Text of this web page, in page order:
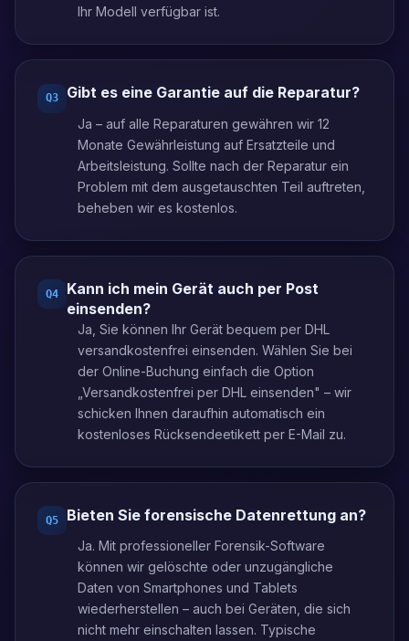
Ihr Modell verfügbar ist.
Q3 Gibt es eine Garantie auf die Reparatur?
Ja – auf alle Reparaturen gewähren wir 12
Monate Gewährleistung auf Ersatzteile und
Arbeitsleistung. Sollte nach der Reparatur ein
Problem mit dem ausgetauschten Teil auftreten,
beheben wir es kostenlos.
Q4
Kann ich mein Gerät auch per Post
einsenden?
Ja, Sie können Ihr Gerät bequem per DHL
versandkostenfrei einsenden. Wählen Sie bei
der Online-Buchung einfach die Option
„Versandkostenfrei per DHL einsenden" – wir
schicken Ihnen daraufhin automatisch ein
kostenloses Rücksendeetikett per E-Mail zu.
Q5 Bieten Sie forensische Datenrettung an?
Ja. Mit professioneller Forensik-Software
können wir gelöschte oder unzugängliche
Daten von Smartphones und Tablets
wiederherstellen – auch bei Geräten, die sich
nicht mehr einschalten lassen. Typische